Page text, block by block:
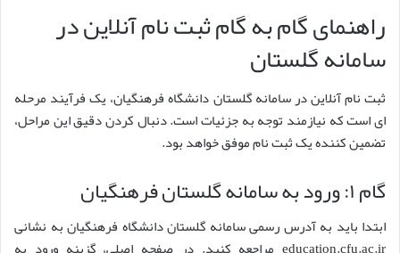
راهنمای گام به گام ثبت نام آنلاین در
سامانه گلستان
ثبت نام آنلاین در سامانه گلستان دانشگاه فرهنگیان، یک فرآیند مرحله
ای است که نیازمند توجه به جزئیات است. دنبال کردن دقیق این مراحل،
تضمین کننده یک ثبت نام موفق خواهد بود.
گام ۱: ورود به سامانه گلستان فرهنگیان
ابتدا باید به آدرس رسمی سامانه گلستان دانشگاه فرهنگیان به نشانی